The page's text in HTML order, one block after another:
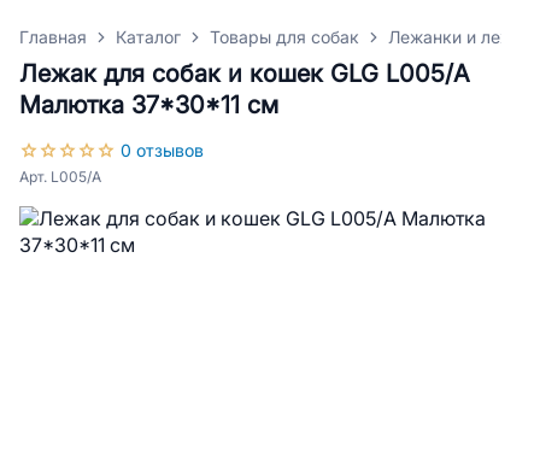
Главная Каталог Товары для собак Лежанки и
Лежак для собак и кошек GLG L005/A
Малютка 37*30*11 cм
0 отзывов
Арт. L005/A